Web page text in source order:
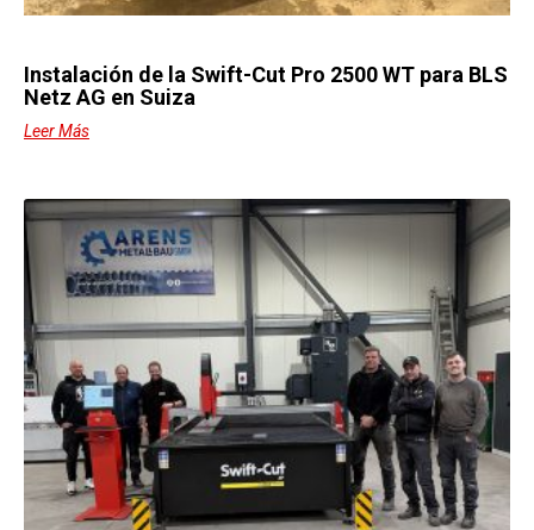
Instalación de la Swift-Cut Pro 2500 WT para BLS
Netz AG en Suiza
Leer Más